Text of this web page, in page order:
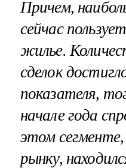
Причем,
сейчас
жилье.
сделок
показателя,
начале года
этом
рынку,